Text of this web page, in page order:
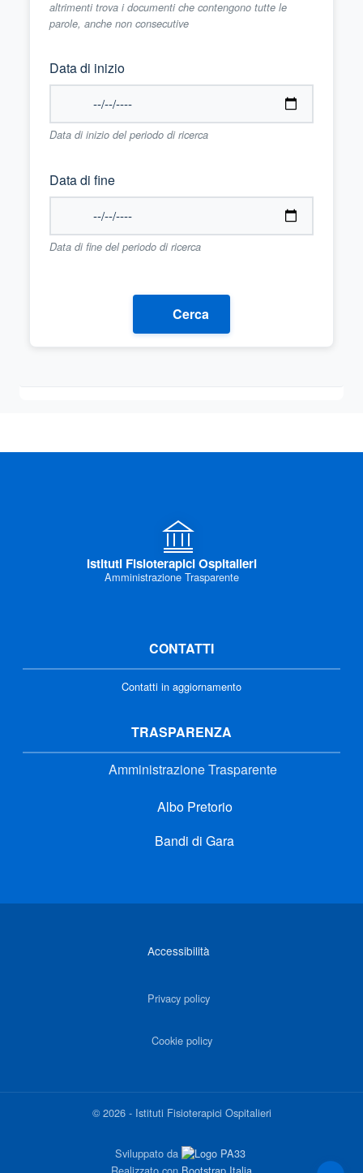
altrimenti trova i documenti che contengono tutte le
parole, anche non consecutive
Data di inizio
Data di inizio del periodo di ricerca
Data di fine
Data di fine del periodo di ricerca
Cerca
Istituti Fisioterapici Ospitalieri
Amministrazione Trasparente
CONTATTI
Contatti in aggiornamento
TRASPARENZA
Amministrazione Trasparente
Albo Pretorio
Bandi di Gara
Accessibilità
Privacy policy
Cookie policy
©2026- Istituti Fisioterapici Ospitalieri
Sviluppato da